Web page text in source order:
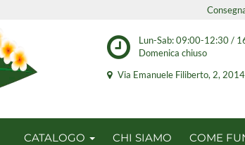
Lun-Sab: 09:00-12:30 /
Domenica chiuso
Via Emanuele Filiberto, 2,
CATALOGO CHI SIAMO COME